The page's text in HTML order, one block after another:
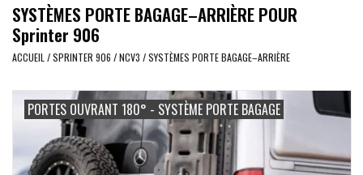
résultat
Appuyez
Entrée
pour
accéder
au
VW T7 2025
VW T5
VW CRAFTER / MAN TGE
SYSTÈMES PORTE BAGAGE–ARRIÈRE POUR
Sprinter 906
ACCUEIL /SPRINTER 906 / NCV3 /SYSTÈMES PORTE BAGAGE–ARRIÈRE
PORTES OUVRANT 180° - SYSTÈME PORTE BAGAGE